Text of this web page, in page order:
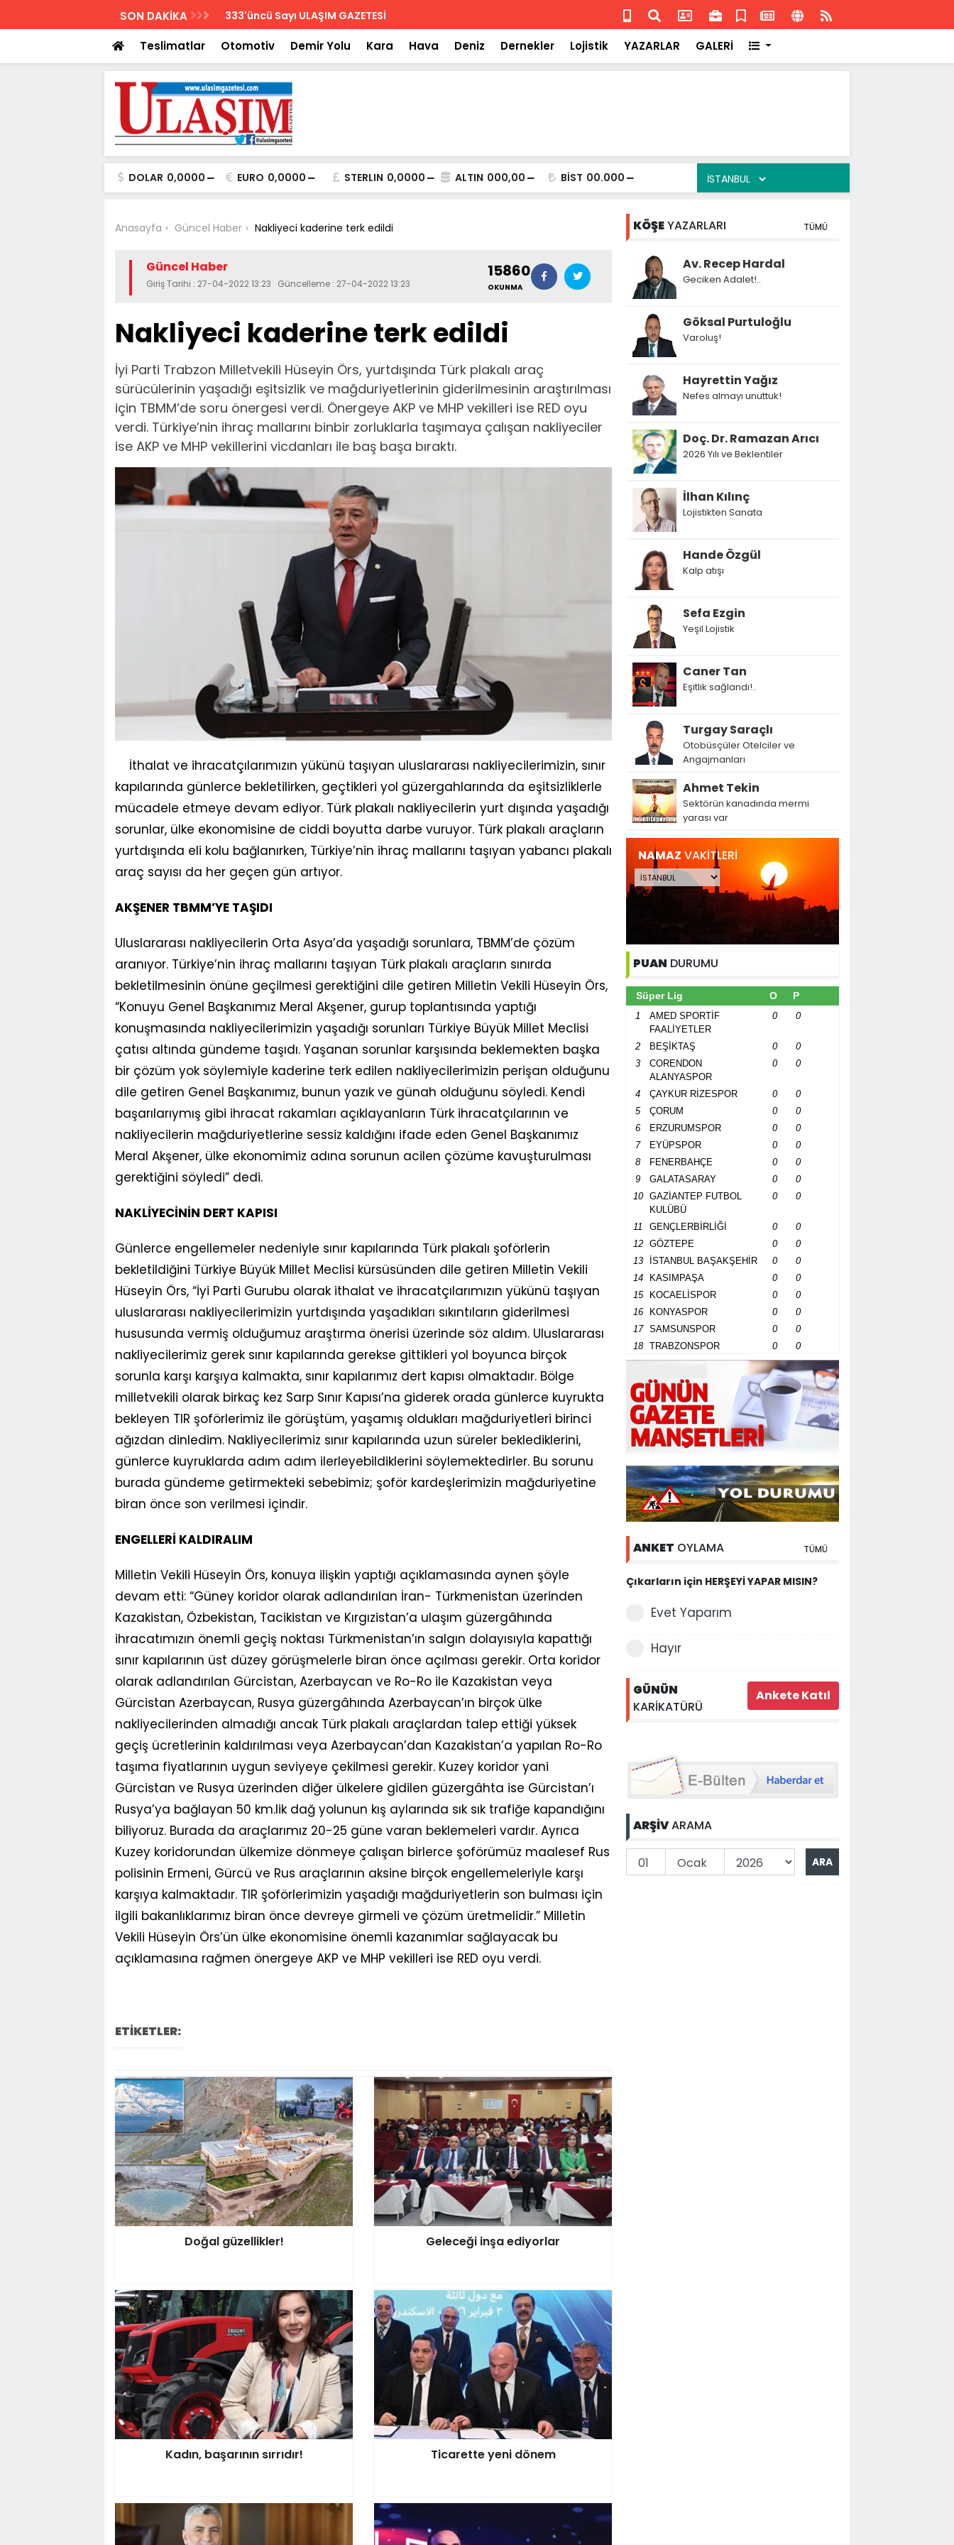
SON DAKİKA Biletler 12 saatte iade Isuzu'nun Fransa'daki başarısı
Teslimatlar Otomotiv Demir Yolu Kara Hava Deniz Dernekler Lojistik YAZARLAR GALERİ
DOLAR 0,0000 EURO 0,0000 STERLIN 0,0000 ALTIN 000,00 BİST 00.000
Anasayfa Güncel Haber Nakliyeci kaderine terk edildi
Güncel Haber
Giriş Tarihi : 27-04-2022 13:23 Güncelleme : 27-04-2022 13:23
15860
OKUNMA
Nakliyeci kaderine terk edildi
İyi Parti Trabzon Milletvekili Hüseyin Örs, yurtdışında Türk plakalı araç
sürücülerinin yaşadığı eşitsizlik ve mağduriyetlerinin giderilmesinin araştırılması
için TBMM’de soru önergesi verdi. Önergeye AKP ve MHP vekilleri ise RED oyu
verdi. Türkiye’nin ihraç mallarını binbir zorluklarla taşımaya çalışan nakliyeciler
ise AKP ve MHP vekillerini vicdanları ile baş başa bıraktı.
İthalat ve ihracatçılarımızın yükünü taşıyan uluslararası nakliyecilerimizin, sınır
kapılarında günlerce bekletilirken, geçtikleri yol güzergahlarında da eşitsizliklerle
mücadele etmeye devam ediyor. Türk plakalı nakliyecilerin yurt dışında yaşadığı
sorunlar, ülke ekonomisine de ciddi boyutta darbe vuruyor. Türk plakalı araçların
yurtdışında eli kolu bağlanırken, Türkiye’nin ihraç mallarını taşıyan yabancı plakalı
araç sayısı da her geçen gün artıyor.
AKŞENER TBMM’YE TAŞIDI
Uluslararası nakliyecilerin Orta Asya’da yaşadığı sorunlara, TBMM’de çözüm
aranıyor. Türkiye’nin ihraç mallarını taşıyan Türk plakalı araçların sınırda
bekletilmesinin önüne geçilmesi gerektiğini dile getiren Milletin Vekili Hüseyin Örs,
“Konuyu Genel Başkanımız Meral Akşener, gurup toplantısında yaptığı
konuşmasında nakliyecilerimizin yaşadığı sorunları Türkiye Büyük Millet Meclisi
çatısı altında gündeme taşıdı. Yaşanan sorunlar karşısında beklemekten başka
bir çözüm yok söylemiyle kaderine terk edilen nakliyecilerimizin perişan olduğunu
dile getiren Genel Başkanımız, bunun yazık ve günah olduğunu söyledi. Kendi
başarılarıymış gibi ihracat rakamları açıklayanların Türk ihracatçılarının ve
nakliyecilerin mağduriyetlerine sessiz kaldığını ifade eden Genel Başkanımız
Meral Akşener, ülke ekonomimiz adına sorunun acilen çözüme kavuşturulması
gerektiğini söyledi” dedi.
NAKLİYECİNİN DERT KAPISI
Günlerce engellemeler nedeniyle sınır kapılarında Türk plakalı şoförlerin
bekletildiğini Türkiye Büyük Millet Meclisi kürsüsünden dile getiren Milletin Vekili
Hüseyin Örs, “İyi Parti Gurubu olarak ithalat ve ihracatçılarımızın yükünü taşıyan
uluslararası nakliyecilerimizin yurtdışında yaşadıkları sıkıntıların giderilmesi
hususunda vermiş olduğumuz araştırma önerisi üzerinde söz aldım. Uluslararası
nakliyecilerimiz gerek sınır kapılarında gerekse gittikleri yol boyunca birçok
sorunla karşı karşıya kalmakta, sınır kapılarımız dert kapısı olmaktadır. Bölge
milletvekili olarak birkaç kez Sarp Sınır Kapısı’na giderek orada günlerce kuyrukta
bekleyen TIR şoförlerimiz ile görüştüm, yaşamış oldukları mağduriyetleri birinci
ağızdan dinledim. Nakliyecilerimiz sınır kapılarında uzun süreler beklediklerini,
günlerce kuyruklarda adım adım ilerleyebildiklerini söylemektedirler. Bu sorunu
burada gündeme getirmekteki sebebimiz; şoför kardeşlerimizin mağduriyetine
biran önce son verilmesi içindir.
ENGELLERİ KALDIRALIM
Milletin Vekili Hüseyin Örs, konuya ilişkin yaptığı açıklamasında aynen şöyle
devam etti: “Güney koridor olarak adlandırılan İran- Türkmenistan üzerinden
Kazakistan, Özbekistan, Tacikistan ve Kırgızistan’a ulaşım güzergâhında
ihracatımızın önemli geçiş noktası Türkmenistan’ın salgın dolayısıyla kapattığı
sınır kapılarının üst düzey görüşmelerle biran önce açılması gerekir. Orta koridor
olarak adlandırılan Gürcistan, Azerbaycan ve Ro-Ro ile Kazakistan veya
Gürcistan Azerbaycan, Rusya güzergâhında Azerbaycan’ın birçok ülke
nakliyecilerinden almadığı ancak Türk plakalı araçlardan talep ettiği yüksek
geçiş ücretlerinin kaldırılması veya Azerbaycan’dan Kazakistan’a yapılan Ro-Ro
taşıma fiyatlarının uygun seviyeye çekilmesi gerekir. Kuzey koridor yani
Gürcistan ve Rusya üzerinden diğer ülkelere gidilen güzergâhta ise Gürcistan’ı
Rusya’ya bağlayan 50 km.lik dağ yolunun kış aylarında sık sık trafiğe kapandığını
biliyoruz. Burada da araçlarımız 20-25 güne varan beklemeleri vardır. Ayrıca
Kuzey koridorundan ülkemize dönmeye çalışan birlerce şoförümüz maalesef Rus
polisinin Ermeni, Gürcü ve Rus araçlarının aksine birçok engellemeleriyle karşı
karşıya kalmaktadır. TIR şoförlerimizin yaşadığı mağduriyetlerin son bulması için
ilgili bakanlıklarımız biran önce devreye girmeli ve çözüm üretmelidir.” Milletin
Vekili Hüseyin Örs’ün ülke ekonomisine önemli kazanımlar sağlayacak bu
açıklamasına rağmen önergeye AKP ve MHP vekilleri ise RED oyu verdi.
ETİKETLER:
Doğal güzellikler! Geleceği inşa ediyorlar
Kadın, başarının sırrıdır! Ticarette yeni dönem
KÖŞEYAZARLARI TÜMÜ
Av. Recep Hardal
Geciken Adalet!..
Göksal Purtuloğlu
Varoluş!
Hayrettin Yağız
Nefes almayı unuttuk!
Doç. Dr. Ramazan Arıcı
2026 Yılı ve Beklentiler
İlhan Kılınç
Lojistikten Sanata
Hande Özgül
Kalp atışı
Sefa Ezgin
Yeşil Lojistik
Caner Tan
Eşitlik sağlandı!..
Turgay Saraçlı
Otobüsçüler Otelciler ve
Angajmanları
Ahmet Tekin
Sektörün kanadında mermi
yarası var
NAMAZ VAKİTLERİ
PUAN DURUMU
Süper Lig O P
1
AMED SPORTİF
FAALİYETLER
0 0
2 BEŞİKTAŞ 0
0
3
CORENDON
ALANYASPOR
0 0
4 ÇAYKUR RİZESPOR 0
0
5
ÇORUM 0
0
6
ERZURUMSPOR 0
0
7
EYÜPSPOR 0
0
8
FENERBAHÇE 0
0
9
GALATASARAY 0
0
10
GAZİANTEP FUTBOL
KULÜBÜ
0 0
11 GENÇLERBİRLİĞİ 0
0
12
GÖZTEPE 0
0
13
İSTANBUL BAŞAKŞEHİR 0
0
14
KASIMPAŞA 0
0
15
KOCAELİSPOR 0
0
16
KONYASPOR 0
0
17
SAMSUNSPOR 0
0
18
TRABZONSPOR 0 0
ANKET OYLAMA TÜMÜ
Çıkarların için HERŞEYİ YAPAR MISIN?
Evet Yaparım
Hayır
GÜNÜN
KARİKATÜRÜ
ARŞİVARAMA